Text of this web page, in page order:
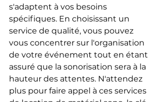
s'adaptent à vos besoins
spécifiques. En choisissant un
service de qualité, vous pouvez
vous concentrer sur l'organisation
de votre événement tout en étant
assuré que la sonorisation sera à la
hauteur des attentes. N'attendez
plus pour faire appel à ces services